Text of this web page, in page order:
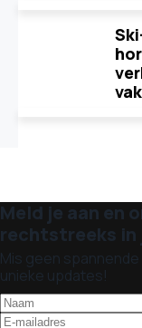
Meld je aan en
rechtstreeks in
Mis geen
unieke updates!